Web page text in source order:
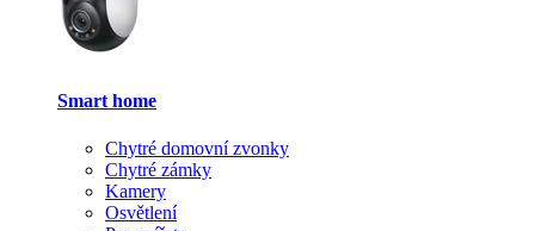
Smart home
Chytré domovní zvonky
Chytré zámky
Kamery
Osvětlení